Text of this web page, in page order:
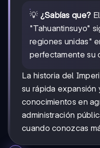
💡 ¿Sabías que?
"Tahuantinsuyo"
regiones unidas"
perfectamente su
La historia del
su rápida expansión
conocimientos en
administración
cuando conozcas